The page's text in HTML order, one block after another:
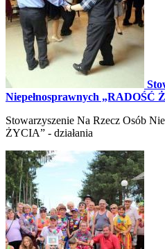
Niepełnosprawnych „RADOŚĆ
Stowarzyszenie Na Rzecz Osób
ŻYCIA” - działania